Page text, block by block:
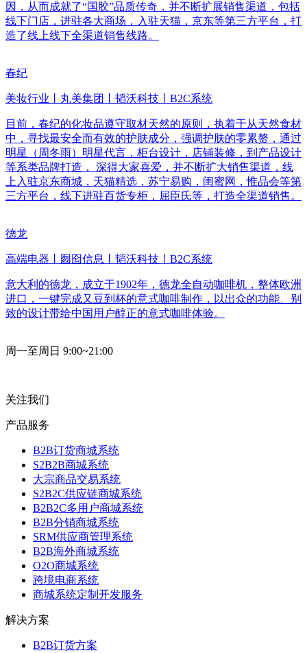
因，从而成就了“国胶”品质传奇，并不断扩展销售渠道，包括
线下门店，进驻各大商场，入驻天猫，京东等第三方平台，打
造了线上线下全渠道销售线路。
春纪
美妆行业丨丸美集团丨韬沃科技丨B2C系统
目前，春纪的化妆品遵守取材天然的原则，执着于从天然食材
中，寻找最安全而有效的护肤成分，强调护肤的零累赘，通过
明星（周冬雨）明星代言，柜台设计，店铺装修，到产品设计
等系类品牌打造， 深得大家喜爱，并不断扩大销售渠道，线
上入驻京东商城，天猫精选，苏宁易购，闺蜜网，惟品会等第
三方平台，线下进驻百货专柜，屈臣氏等，打造全渠道销售。
德龙
高端电器丨囫囵信息丨韬沃科技丨B2C系统
意大利的德龙，成立于1902年，德龙全自动咖啡机，整体欧洲
进口，一键完成又豆到杯的意式咖啡制作，以出众的功能、别
致的设计带给中国用户醇正的意式咖啡体验。
周一至周日 9:00~21:00
关注我们
产品服务
B2B订货商城系统
S2B2B商城系统
大宗商品交易系统
S2B2C供应链商城系统
B2B2C多用户商城系统
B2B分销商城系统
SRM供应商管理系统
B2B海外商城系统
O2O商城系统
跨境电商系统
商城系统定制开发服务
解决方案
B2B订货方案